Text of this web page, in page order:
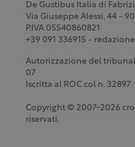
De Gustibus Italia di
Via Giuseppe Alessi, 44 -
P.IVA 05540860821
+39 091 336915 -
Autorizzazione del
07
Iscritta al ROC col n. 32897
Copyright © 2007-2026
riservati.